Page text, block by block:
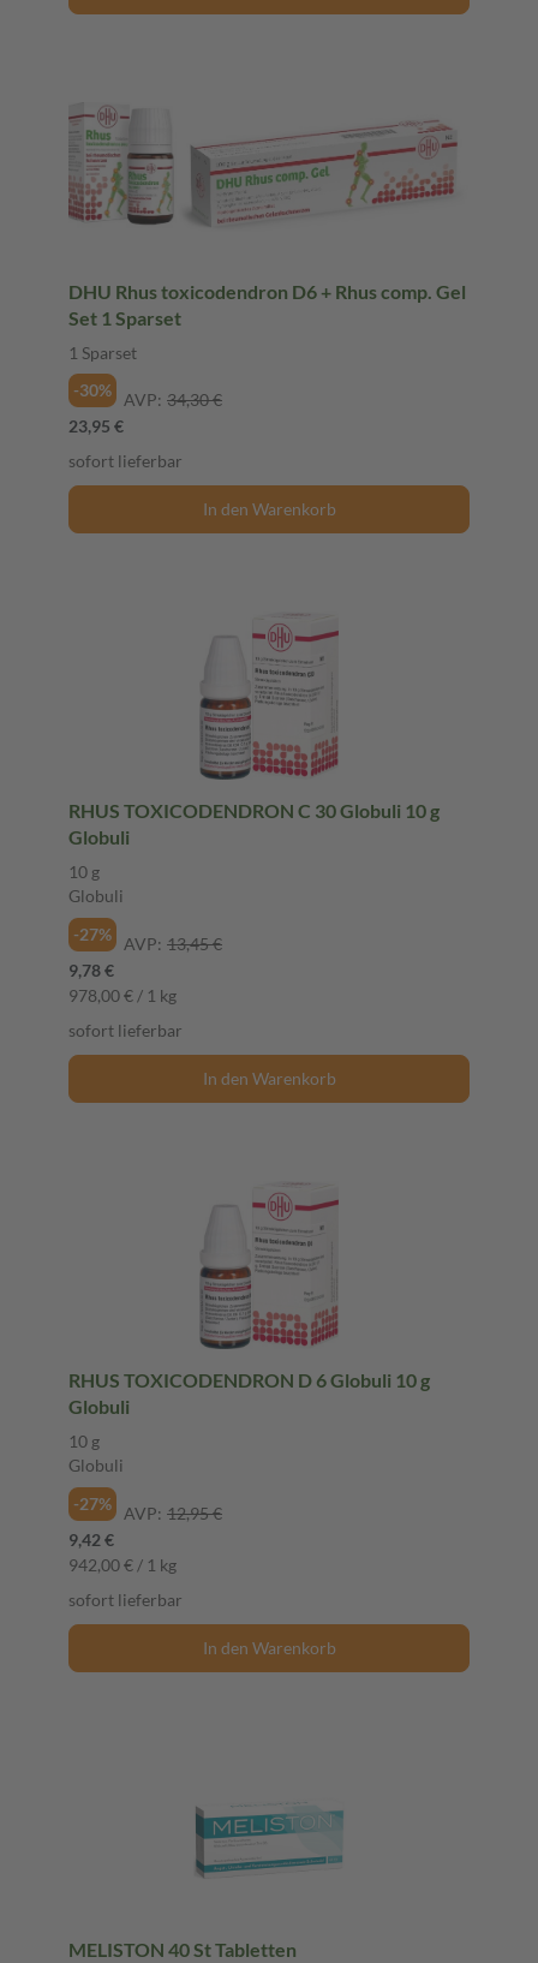
DHU Rhus toxicodendron D6 + Rhus comp. Gel
Set 1 Sparset
1 Sparset
-30%
AVP: 34,30 €
23,95 €
sofort lieferbar
In den Warenkorb
RHUS TOXICODENDRON C 30 Globuli 10 g
Globuli
10 g
Globuli
-27%
AVP: 13,45 €
9,78 €
978,00 € / 1 kg
sofort lieferbar
In den Warenkorb
RHUS TOXICODENDRON D 6 Globuli 10 g
Globuli
10 g
Globuli
-27%
AVP: 12,95 €
9,42 €
942,00 € / 1 kg
sofort lieferbar
In den Warenkorb
MELISTON 40 St Tabletten